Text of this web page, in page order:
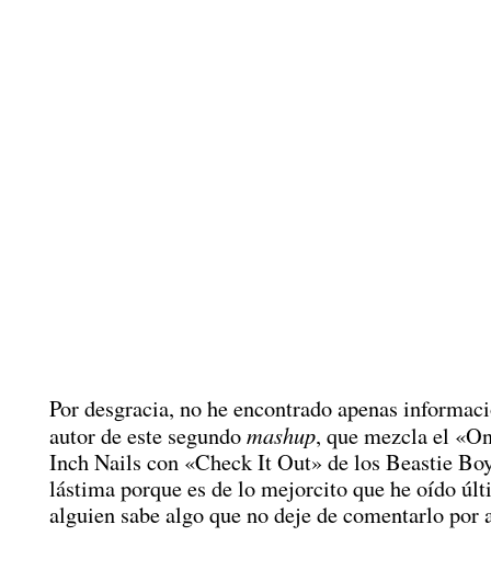
Por desgracia, no he encontrado apenas
autor de este segundomashup, que mezcla el
Inch Nails con «Check It Out» de los Beastie
lástima porque es de lo mejorcito que he oído
alguien sabe algo que no deje de comentarlo por